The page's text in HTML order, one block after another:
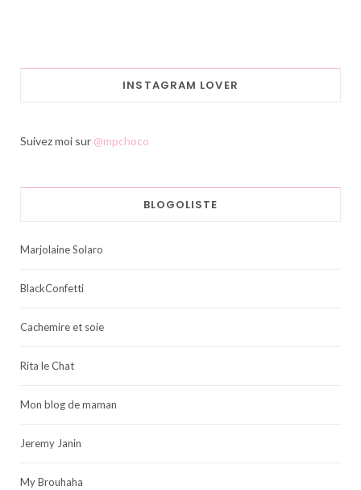
INSTAGRAM LOVER
Suivez moi sur @mpchoco
BLOGOLISTE
Marjolaine Solaro
BlackConfetti
Cachemire et soie
Rita le Chat
Mon blog de maman
Jeremy Janin
My Brouhaha